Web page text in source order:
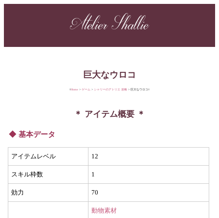
Atelier Shallie
巨大なウロコ
Home ゲーム シャリーのアトリエ 攻略 巨大なウロコ
アイテム概要
基本データ
アイテムレベル 12
スキル枠数 1
効力 70
動物素材